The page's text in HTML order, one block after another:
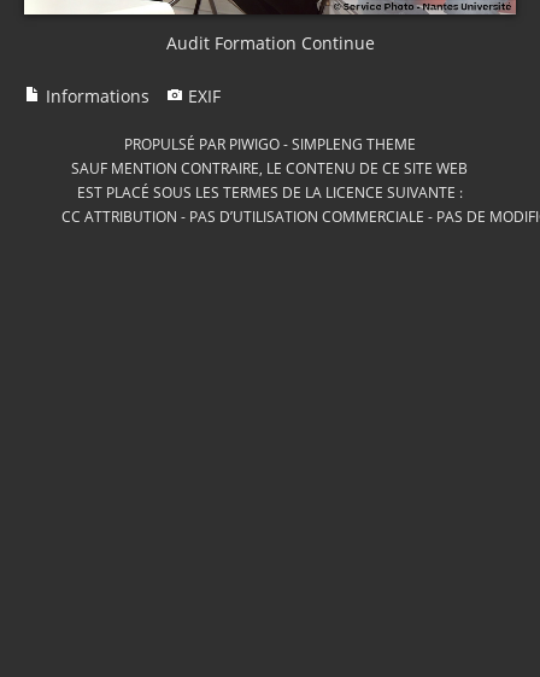
Audit Formation Continue
Informations EXIF
PROPULSÉ PAR PIWIGO-SIMPLENG THEME
SAUF MENTION CONTRAIRE, LE CONTENU DE CE SITE WEB
EST PLACÉ SOUS LES TERMES DE LA LICENCE SUIVANTE :
CC ATTRIBUTION - PAS D’UTILISATION COMMERCIALE - PAS DE